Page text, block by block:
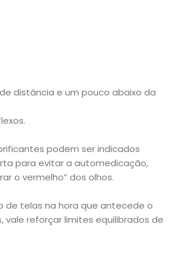
distância e um pouco abaixo da
podem ser indicados
para evitar a automedicação,
o vermelho” dos olhos.
de telas na hora que antecede o
reforçar limites equilibrados de